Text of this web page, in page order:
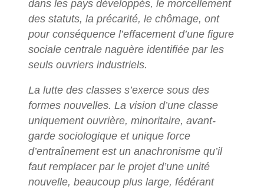
dans les pays développés, le morcellement
des statuts, la précarité, le chômage, ont
pour conséquence l’effacement d’une figure
sociale centrale naguère identifiée par les
seuls ouvriers industriels.
La lutte des classes s’exerce sous des
formes nouvelles. La vision d’une classe
uniquement ouvrière, minoritaire, avant-
garde sociologique et unique force
d’entraînement est un anachronisme qu’il
faut remplacer par le projet d’une unité
nouvelle, beaucoup plus large, fédérant